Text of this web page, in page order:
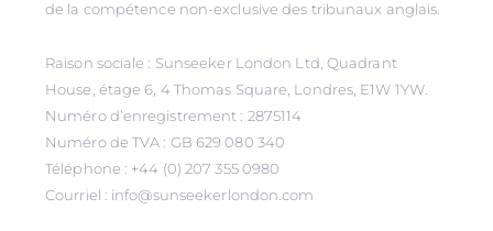
de la compétence non-exclusive des tribunaux anglais.
Raison sociale : Sunseeker London Ltd, Quadrant
House, étage 6, 4 Thomas Square, Londres, E1W 1YW.
Numéro d’enregistrement : 2875114
Numéro de TVA : GB 629 080 340
Téléphone : +44 (0) 207 355 0980
Courriel : info@sunseekerlondon.com